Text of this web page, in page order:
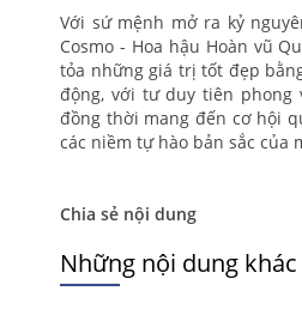
Với sứ mệnh mở ra kỷ
Cosmo - Hoa hậu Hoàn vũ
tỏa những giá trị tốt đẹp
động, với tư duy tiên phong
đồng thời mang đến cơ hội
các niềm tự hào bản sắc của
Chia sẻ nội dung
Những nội dung khác